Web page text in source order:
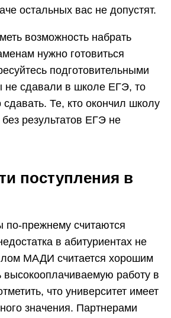
остальных вас не допустят.
возможность набрать
нужно готовиться
подготовительными
не сдавали в школе ЕГЭ, то
сдавать. Те, кто окончил школу
результатов ЕГЭ не
поступления в
по-прежнему считаются
в абитуриентах не
МАДИ считается хорошим
высокооплачиваемую работу в
что университет имеет
значения. Партнерами